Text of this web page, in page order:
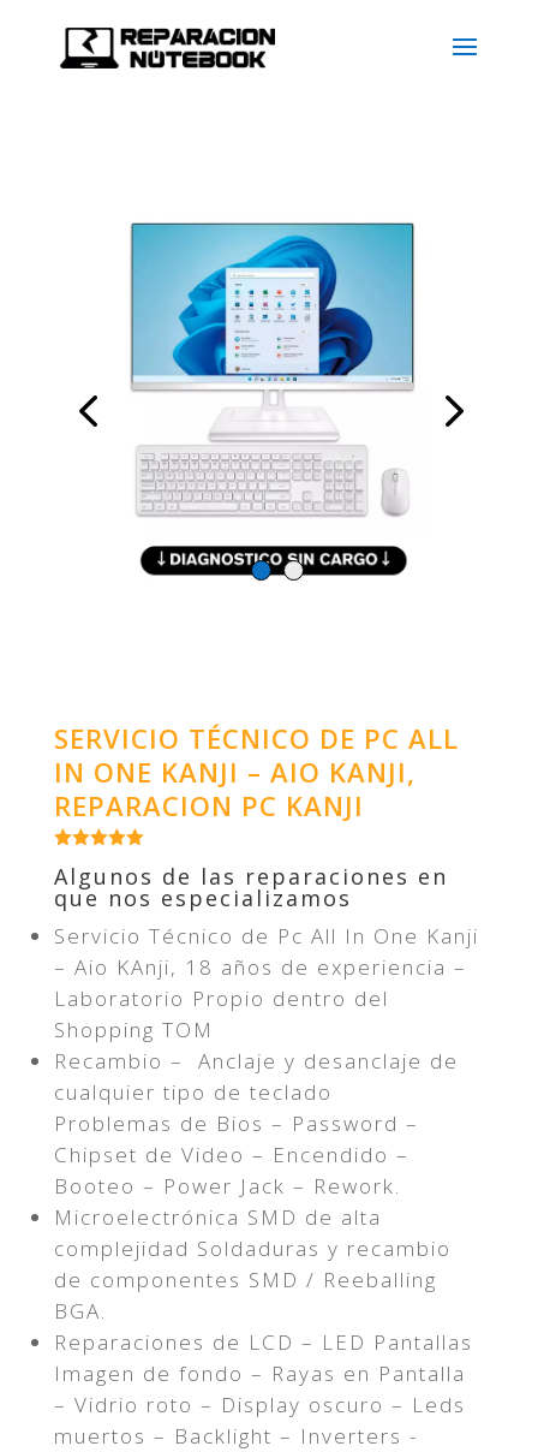
SERVICIO TÉCNICO DE PC ALL
IN ONE KANJI – AIO KANJI,
REPARACION PC KANJI
Algunos de las reparaciones en
que nos especializamos
Servicio Técnico de Pc All In One Kanji
– Aio KAnji, 18 años de experiencia –
Laboratorio Propio dentro del
Shopping TOM
Recambio – Anclaje y desanclaje de
cualquier tipo de teclado
Problemas de Bios – Password –
Chipset de Video – Encendido –
Booteo – Power Jack – Rework.
Microelectrónica SMD de alta
complejidad Soldaduras y recambio
de componentes SMD / Reeballing
BGA.
Reparaciones de LCD – LED Pantallas
Imagen de fondo – Rayas en Pantalla
– Vidrio roto – Display oscuro – Leds
muertos – Backlight – Inverters -